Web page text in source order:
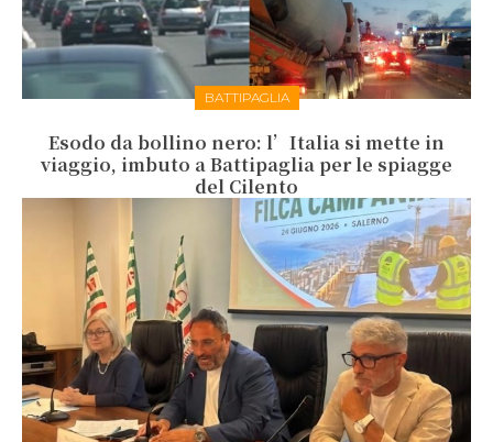
BATTIPAGLIA
Esodo da bollino nero: l’Italia si mette in
viaggio, imbuto a Battipaglia per le spiagge
del Cilento